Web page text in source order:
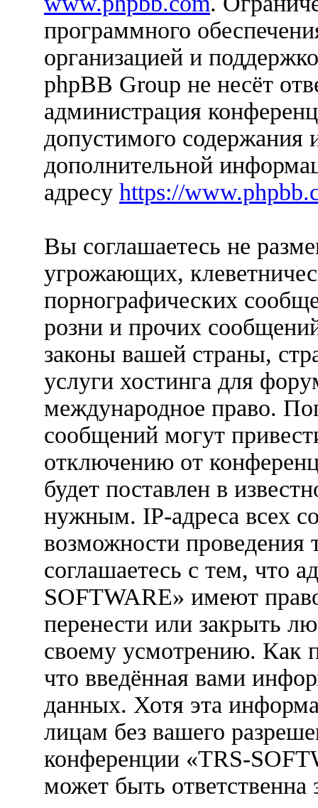
программного
организацией и
phpBB Group не несёт
администрация
допустимого содержания
дополнительной
адресу https://
Вы соглашаетесь не
угрожающих,
порнографических
розни и прочих
законы вашей страны,
услуги хостинга для
международное право.
сообщений могут
отключению от
будет поставлен в
нужным. IP-адреса всех
возможности
соглашаетесь с тем, что
SOFTWARE» имеют
перенести или закрыть
своему усмотрению. Как
что введённая вами
данных. Хотя эта
лицам без вашего
конференции «TRS-
может быть ответственна